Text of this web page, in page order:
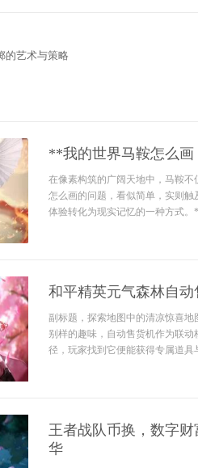
的艺术与策略
**我的世界马鞍怎么
在像素构筑的广阔天地中，马鞍
怎么画的问题，看似简单，实则
体验转化为现实记忆的一种方式
和平精英元气森林自
副标题，探索地图中的清凉惊喜
别样的趣味，自动售货机作为联
径，玩家找到它便能获得专属道具
王者战队币换，数字
华